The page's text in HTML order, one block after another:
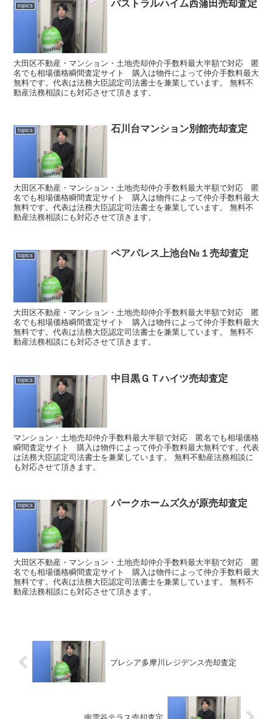
topics パストラルハイム西蒲田売却査定
大田区不動産・マンション・土地売却仲介手数料最大半額で対応 匿
名でも相場価格瞬間査定サイト 購入は物件によって仲介手数料最大
無料です。代表は法務大臣認定司法書士を兼業しています。 無料不
動産法務相談にも対応させて頂きます。
topics 石川台マンション別館売却査定
大田区不動産・マンション・土地売却仲介手数料最大半額で対応 匿
名でも相場価格瞬間査定サイト 購入は物件によって仲介手数料最大
無料です。代表は法務大臣認定司法書士を兼業しています。 無料不
動産法務相談にも対応させて頂きます。
topics ペアパレス上池台№１売却査定
大田区不動産・マンション・土地売却仲介手数料最大半額で対応 匿
名でも相場価格瞬間査定サイト 購入は物件によって仲介手数料最大
無料です。代表は法務大臣認定司法書士を兼業しています。 無料不
動産法務相談にも対応させて頂きます。
topics 中目黒ＧＴハイツ売却査定
マンション・土地売却仲介手数料最大半額で対応 匿名でも相場価格
瞬間査定サイト 購入は物件によって仲介手数料最大無料です。代表
は法務大臣認定司法書士を兼業しています。 無料不動産法務相談に
も対応させて頂きます。
topics パークホームズ久が原売却査定
大田区不動産・マンション・土地売却仲介手数料最大半額で対応 匿
名でも相場価格瞬間査定サイト 購入は物件によって仲介手数料最大
無料です。代表は法務大臣認定司法書士を兼業しています。 無料不
動産法務相談にも対応させて頂きます。
ブレシア多摩川レジデンス売却査定